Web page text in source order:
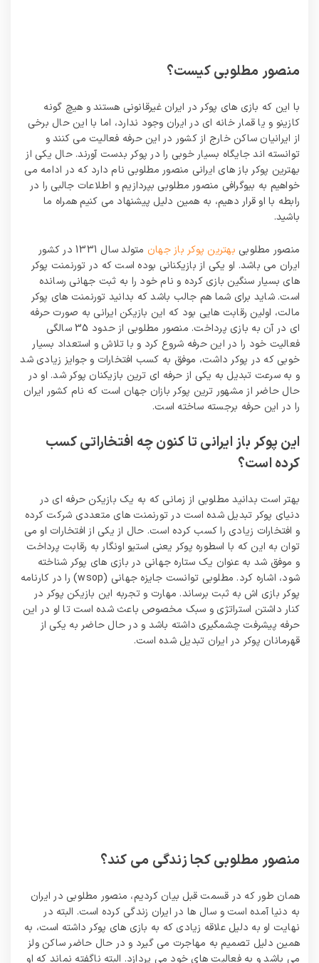
منصور مطلوبی کیست؟
با این که بازی های پوکر در ایران غیرقانونی هستند و هیچ گونه
کازینو و یا قمار خانه ای در ایران وجود ندارد، اما با این حال برخی
از ایرانیان ساکن خارج از کشور در این حرفه فعالیت می‌ کنند و
توانسته اند جایگاه بسیار خوبی را در پوکر بدست آورند. حال یکی از
بهترین پوکر باز های ایرانی منصور مطلوبی نام دارد که در ادامه می
خواهیم به بیوگرافی منصور مطلوبی بپردازیم و اطلاعات جالبی را در
رابطه با او قرار دهیم، به همین دلیل پیشنهاد می کنیم همراه ما
باشید.
منصور مطلوبی بهترین پوکر باز جهان
متولد سال 1331 در کشور
ایران می باشد. او یکی از بازیکنانی بوده است که در تورنمنت پوکر
های بسیار سنگین بازی کرده و نام خود را به ثبت جهانی رسانده
است. شاید برای شما هم جالب باشد که بدانید تورنمنت های پوکر
مالت، اولین رقابت هایی بود که این بازیکن ایرانی به صورت حرفه
ای در آن به بازی پرداخت. منصور مطلوبی از حدود 35 سالگی
فعالیت خود را در این حرفه شروع کرد و با تلاش و استعداد بسیار
خوبی که در پوکر داشت، موفق به کسب افتخارات و جوایز زیادی شد
و به سرعت تبدیل به یکی از حرفه ای ترین بازیکنان پوکر شد. او در
حال حاضر از مشهور ترین پوکر بازان جهان است که نام کشور ایران
را در این حرفه برجسته ساخته است.
این پوکر باز ایرانی تا کنون چه افتخاراتی کسب
کرده است؟
بهتر است بدانید مطلوبی از زمانی که به یک بازیکن حرفه ای در
دنیای پوکر تبدیل شده است در تورنمنت های متعددی شرکت کرده
و افتخارات زیادی را کسب کرده است. حال از یکی از افتخارات او می
توان به این که با اسطوره پوکر یعنی استیو اونگار به رقابت پرداخت
و موفق شد به عنوان یک ستاره جهانی در بازی های پوکر شناخته
شود، اشاره کرد. مطلوبی توانست جایزه جهانی (wsop) را در کارنامه
پوکر بازی اش به ثبت برساند. مهارت و تجربه این بازیکن پوکر در
کنار داشتن استراتژی و سبک مخصوص باعث شده است تا او در این
حرفه پیشرفت چشمگیری داشته باشد و در حال حاضر به یکی از
قهرمانان پوکر در ایران تبدیل شده است.
منصور مطلوبی کجا زندگی می کند؟
همان طور که در قسمت قبل بیان کردیم، منصور مطلوبی در ایران
به دنیا آمده است و سال ها در ایران زندگی کرده است. البته در
نهایت او به دلیل علاقه زیادی که به بازی های پوکر داشته است، به
همین دلیل تصمیم به مهاجرت می گیرد و در حال حاضر ساکن ولز
می باشد و به فعالیت های خود می‌ پردازد. البته ناگفته نماند که او